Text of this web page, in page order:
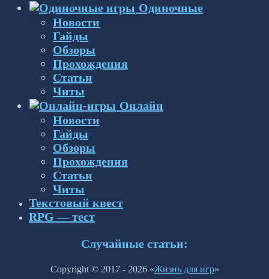
Одиночные
Новости
Гайды
Обзоры
Прохождения
Статьи
Читы
Онлайн
Новости
Гайды
Обзоры
Прохождения
Статьи
Читы
Текстовый квест
RPG — тест
Случайные статьи:
Copyright © 2017 - 2026 «Жизнь для игр»